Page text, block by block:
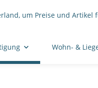
um Preise und Artikel
Wohn- &